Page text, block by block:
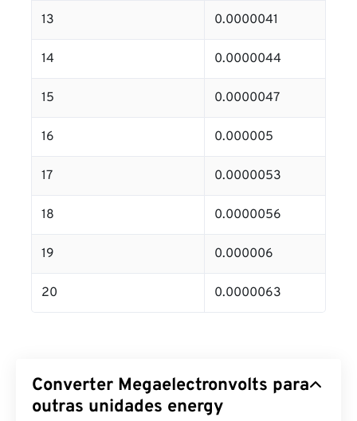
13 0.0000041
14 0.0000044
15 0.0000047
16 0.000005
17 0.0000053
18 0.0000056
19 0.000006
20 0.0000063
Converter Megaelectronvolts para
outras unidades energy